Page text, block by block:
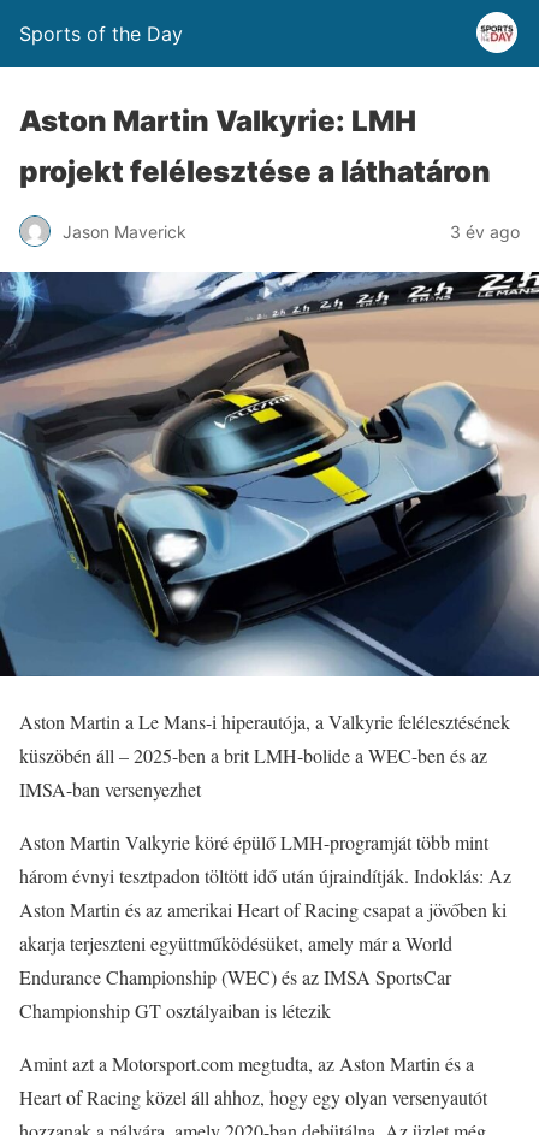
Sports of the Day
Aston Martin Valkyrie: LMH
projekt felélesztése a láthatáron
Jason Maverick 3 év ago
Aston Martin a Le Mans-i hiperautója, a Valkyrie felélesztésének
küszöbén áll – 2025-ben a brit LMH-bolide a WEC-ben és az
IMSA-ban versenyezhet
Aston Martin Valkyrie köré épülő LMH-programját több mint
három évnyi tesztpadon töltött idő után újraindítják. Indoklás: Az
Aston Martin és az amerikai Heart of Racing csapat a jövőben ki
akarja terjeszteni együttműködésüket, amely már a World
Endurance Championship (WEC) és az IMSA SportsCar
Championship GT osztályaiban is létezik
Amint azt a Motorsport.com megtudta, az Aston Martin és a
Heart of Racing közel áll ahhoz, hogy egy olyan versenyautót